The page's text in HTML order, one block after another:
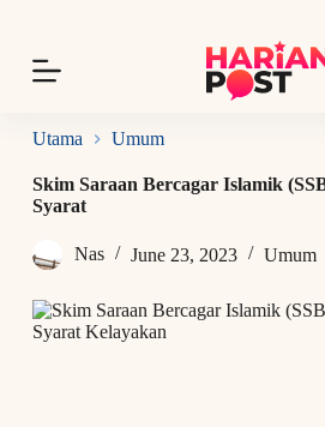
p
o
n
n
Utama Umum
Skim Saraan Bercagar Islamik
Syarat
Nas June 23, 2023 Umum